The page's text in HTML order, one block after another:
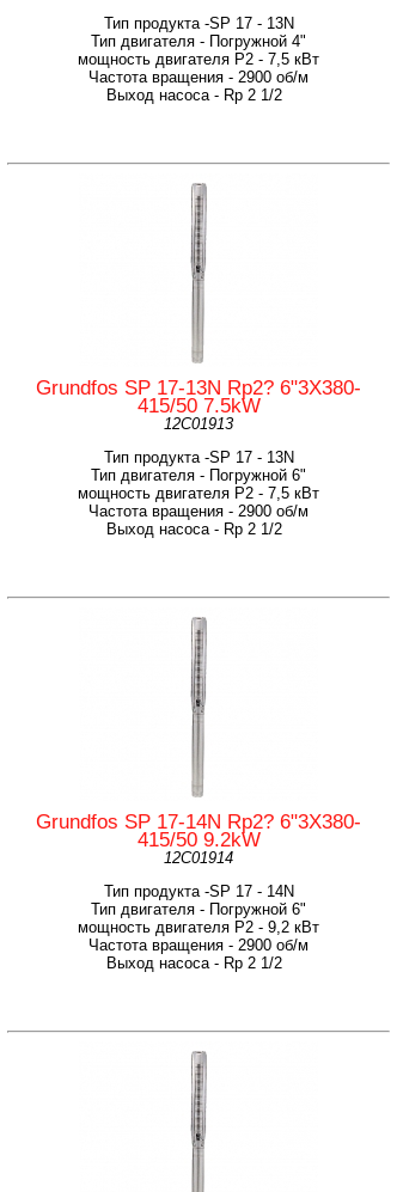
Тип продукта -SP 17 - 13N
Тип двигателя - Погружной 4"
мощность двигателя Р2 - 7,5 кВт
Частота вращения - 2900 об/м
Выход насоса - Rp 2 1/2
Grundfos SP 17-13N Rp2? 6"3X380-
415/50 7.5kW
12C01913
Тип продукта -SP 17 - 13N
Тип двигателя - Погружной 6"
мощность двигателя Р2 - 7,5 кВт
Частота вращения - 2900 об/м
Выход насоса - Rp 2 1/2
Grundfos SP 17-14N Rp2? 6"3X380-
415/50 9.2kW
12C01914
Тип продукта -SP 17 - 14N
Тип двигателя - Погружной 6"
мощность двигателя Р2 - 9,2 кВт
Частота вращения - 2900 об/м
Выход насоса - Rp 2 1/2